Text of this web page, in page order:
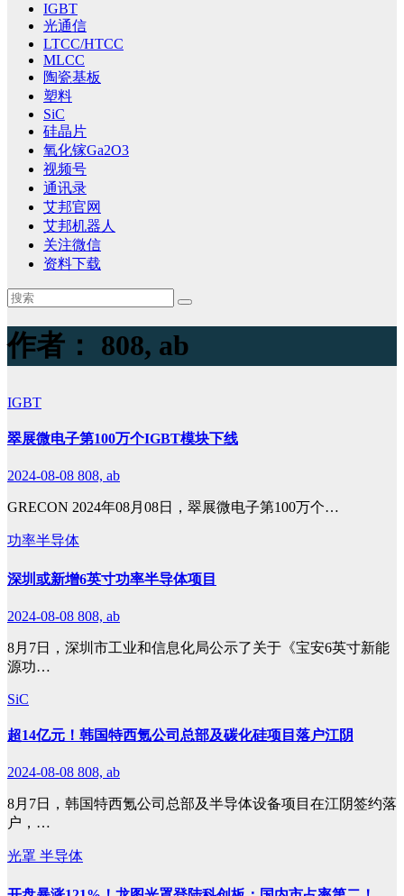
IGBT
光通信
LTCC/HTCC
MLCC
陶瓷基板
塑料
SiC
硅晶片
氧化镓Ga2O3
视频号
通讯录
艾邦官网
艾邦机器人
关注微信
资料下载
作者： 808, ab
IGBT
翠展微电子第100万个IGBT模块下线
2024-08-08 808, ab
GRECON 2024年08月08日，翠展微电子第100万个…
功率半导体
深圳或新增6英寸功率半导体项目
2024-08-08 808, ab
8月7日，深圳市工业和信息化局公示了关于《宝安6英寸新能
源功…
SiC
超14亿元！韩国特西氪公司总部及碳化硅项目落户江阴
2024-08-08 808, ab
8月7日，韩国特西氪公司总部及半导体设备项目在江阴签约落
户，…
光罩 半导体